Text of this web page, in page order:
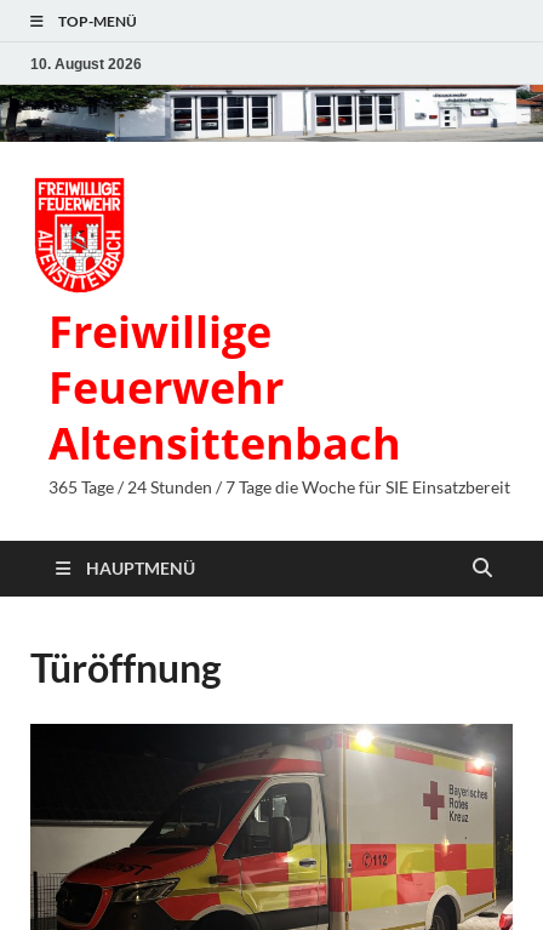
TOP-MENÜ
10. August 2026
Freiwillige
Feuerwehr
Altensittenbach
365 Tage / 24 Stunden / 7 Tage die Woche für SIE Einsatzbereit
HAUPTMENÜ
Türöffnung